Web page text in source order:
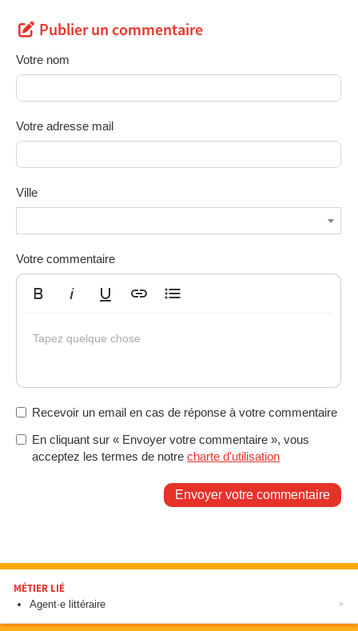
Publier un commentaire
Votre nom
Votre adresse mail
Ville
Votre commentaire
Tapez quelque chose
Recevoir un email en cas de réponse à votre commentaire
En cliquant sur « Envoyer votre commentaire », vous
acceptez les termes de notre charte d'utilisation
Envoyer votre commentaire
MÉTIER LIÉ
Agent·e littéraire